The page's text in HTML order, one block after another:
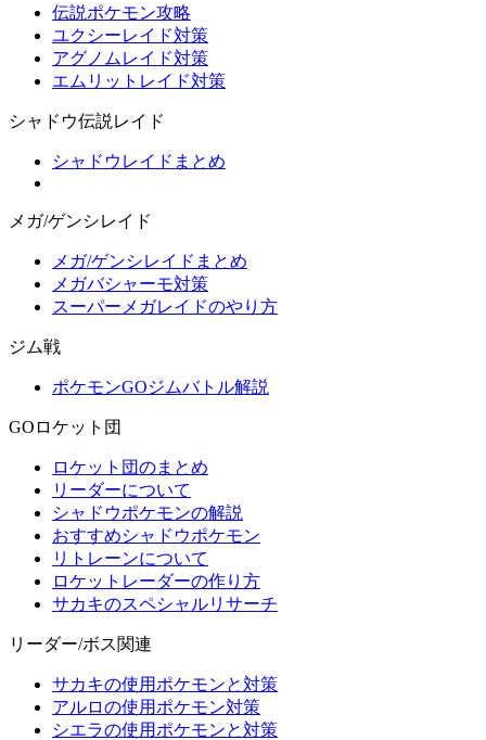
伝説ポケモン攻略
ユクシーレイド対策
アグノムレイド対策
エムリットレイド対策
シャドウ伝説レイド
シャドウレイドまとめ
メガ/ゲンシレイド
メガ/ゲンシレイドまとめ
メガバシャーモ対策
スーパーメガレイドのやり方
ジム戦
ポケモンGOジムバトル解説
GOロケット団
ロケット団のまとめ
リーダーについて
シャドウポケモンの解説
おすすめシャドウポケモン
リトレーンについて
ロケットレーダーの作り方
サカキのスペシャルリサーチ
リーダー/ボス関連
サカキの使用ポケモンと対策
アルロの使用ポケモン対策
シエラの使用ポケモンと対策